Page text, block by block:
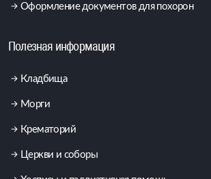
Оформление документов для похорон
Полезная информация
Кладбища
Морги
Крематорий
Церкви и соборы